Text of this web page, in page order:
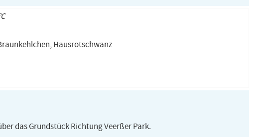
Hausrotschwanz
das Grundstück Richtung Veerßer Park.